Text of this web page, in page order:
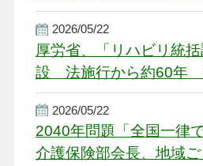
2026/05/22
厚労省、「リハビリ統
設 法施行から約60年
2026/05/22
2040年問題「全国一律
介護保険部会長、地域